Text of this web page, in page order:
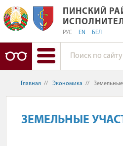
ПИНСКИЙ
ПИНСКИЙ
РУС EN БЕЛ
Главная // Экономика // Земельные
ЗЕМЕЛЬНЫЕ